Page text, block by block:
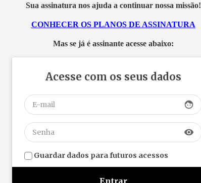
Sua assinatura nos ajuda a continuar nossa missão!
CONHECER OS PLANOS DE ASSINATURA
Mas se já é assinante acesse abaixo:
Acesse com os seus dados
face
visibility
Guardar dados para futuros acessos